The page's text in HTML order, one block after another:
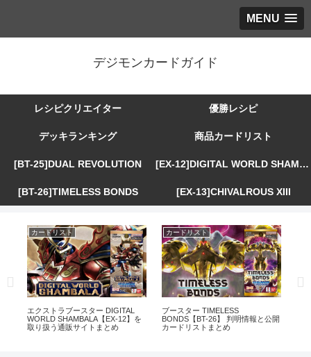
MENU
デジモンカードガイド
レシピクリエイター 優勝レシピ
デッキランキング 商品カードリスト
[BT-25]DUAL REVOLUTION [EX-12]DIGITAL WORLD SHAMBALA
[BT-26]TIMELESS BONDS [EX-13]CHIVALROUS XIII
カードリスト
エクストラブースター DIGITAL
WORLD SHAMBALA【EX-12】を
取り扱う通販サイトまとめ
カードリスト
ブースター TIMELESS
BONDS【BT-26】 判明情報と公開
カードリストまとめ